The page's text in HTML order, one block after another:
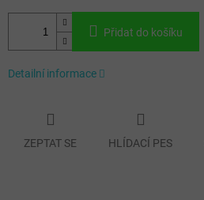
Přidat do košíku
Detailní informace
ZEPTAT SE HLÍDACÍ PES